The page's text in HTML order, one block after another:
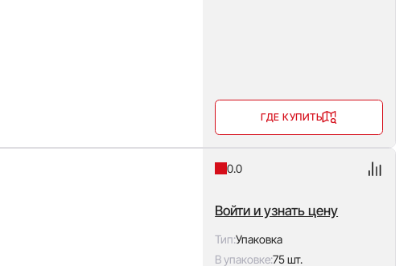
ГДЕ КУПИТЬ
0.0
Войти и узнать цену
Тип:Упаковка
В упаковке:75 шт.